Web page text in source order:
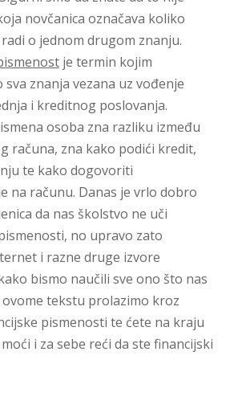
novčanica označava koliko
o jednom drugom znanju.
je termin kojim
sva znanja vezana uz vođenje
i kreditnog poslovanja.
osoba zna razliku između
računa, zna kako podići kredit,
te kako dogovoriti
na računu. Danas je vrlo dobro
da nas školstvo ne uči
no upravo zato
i razne druge izvore
bismo naučili sve ono što nas
ovome tekstu prolazimo kroz
pismenosti te ćete na kraju
i za sebe reći da ste financijski